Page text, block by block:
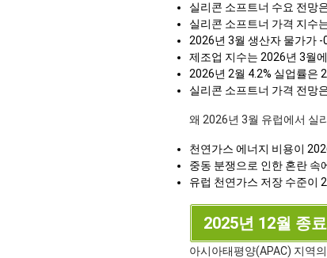
실리콘 소프트너 수요 전망
실리콘 소프트너 가격 지수
2026년 3월 생산자 물가가
제조업 지수는 2026년 3월
2026년 2월 4.2% 실업률은
실리콘 소프트너 가격 전망
왜 2026년 3월 유럽에서 실
천연가스 에너지 비용이
중동 분쟁으로 인한 혼란 속
유럽 천연가스 저장 수준이
2025년 12월 종
아시아태평양(APAC) 지역